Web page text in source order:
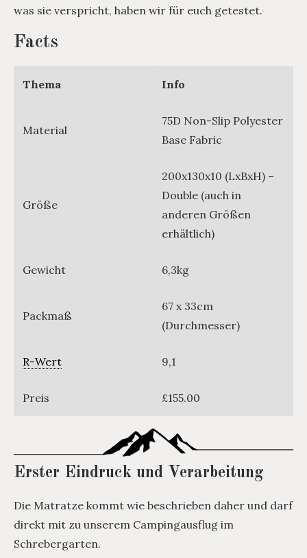
was sie verspricht, haben wir für euch getestet.
Facts
Thema Info
Material
75D Non-Slip Polyester
Base Fabric
Größe
200x130x10 (LxBxH) –
Double (auch in
anderen Größen
erhältlich)
Gewicht 6,3kg
Packmaß
67 x 33cm
(Durchmesser)
R-Wert 9,1
Preis £155.00
Erster Eindruck und Verarbeitung
Die Matratze kommt wie beschrieben daher und darf
direkt mit zu unserem Campingausflug im
Schrebergarten.